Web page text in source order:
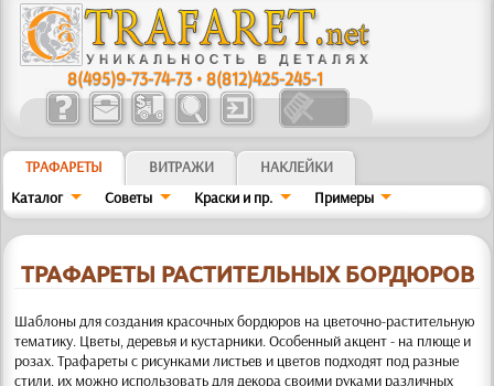
8(495)9-73-74-73 •8(812)425-245-1
ТРАФАРЕТЫ ВИТРАЖИ
НАКЛЕЙКИ
Каталог
Советы Краски и пр. Примеры
ТРАФАРЕТЫ РАСТИТЕЛЬНЫХ БОРДЮРОВ
Шаблоны для создания красочных бордюров на цветочно-растительную
тематику. Цветы, деревья и кустарники.Особенный акцент - на плюще и
розах. Трафареты с рисунками листьев и цветов подходят под разные
стили, их можно использовать для декора своими руками различных